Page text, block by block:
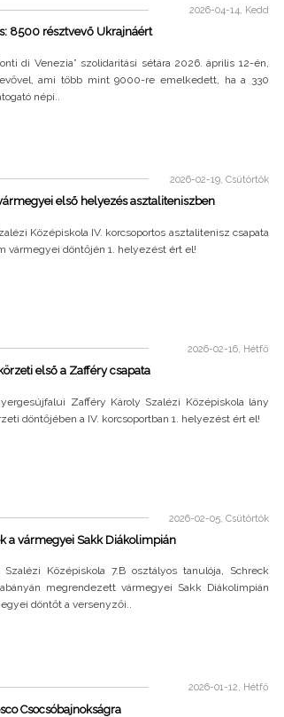
2026-04-14, Kedd
8500 résztvevő Ukrajnáért
di Venezia” szolidaritási sétára 2026. április 12-én,
ami több mint 9000-re emelkedett, ha a 330
népi..
2026-02-19, Csütörtök
első helyezés asztaliteniszben
Középiskola IV. korcsoportos asztalitenisz csapata
vármegyei döntőjén 1. helyezést ért el!
2026-02-16, Hétfő
első a Zafféry csapata
Zafféry Károly Szalézi Középiskola lány
döntőjében a IV. korcsoportban 1. helyezést ért el!
2026-02-05, Csütörtök
a vármegyei Sakk Diákolimpián
Középiskola 7.B osztályos tanulója, Schreck
megrendezett vármegyei Sakk Diákolimpián
döntőt a versenyzői..
2026-01-12, Hétfő
Csocsóbajnokságra